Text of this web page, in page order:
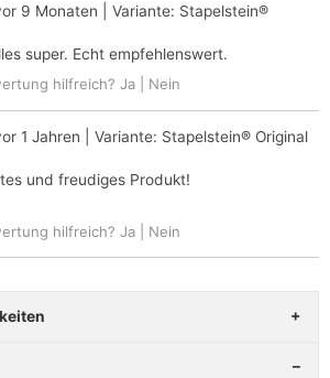
9 Monaten | Variante: Stapelstein®
super. Echt empfehlenswert.
hilfreich? Ja Nein
1 Jahren | Variante: Stapelstein® Original
und freudiges Produkt!
hilfreich? Ja Nein